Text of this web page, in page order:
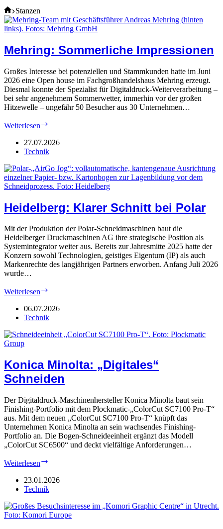
Home
Stanzen
Mehring: Sommerliche Impressionen
Großes Interesse bei potenziellen und Stammkunden hatte im Juni
2026 eine Open house im Fachgroßhandelshaus Mehring erzeugt.
Diesmal konnte der Spezialist für Digitaldruck-Weiterverarbeitung –
bei sehr angenehmem Sommerwetter, immerhin vor der großen
Hitzewelle – ungefähr 50 Besucher aus 30 Unternehmen…
Weiterlesen
Impressionen
27.07.2026
Technik
Heidelberg: Klarer Schnitt bei Polar
Mit der Produktion der Polar-Schneidmaschinen baut die
Heidelberger Druckmaschinen AG ihre strategische Position als
Systemintegrator weiter aus. Bereits zur Jahresmitte 2025 hatte der
Konzern sowohl Technologien, geistiges Eigentum (IP) als auch
Markenrechte des langjährigen Partners erworben. Anfang Juli 2026
wurde…
Weiterlesen
Schnitt
bei
06.07.2026
Technik
Konica Minolta: „Digitales“
Schneiden
Der Digitaldruck-Maschinenhersteller Konica Minolta baut sein
Finishing-Portfolio mit dem Plockmatic-„ColorCut SC7100 Pro-T“
aus. Mit dem neuen „ColorCut SC7100 Pro-T“ knüpft das
Unternehmen Konica Minolta an sein wachsendes Finishing-
Portfolio an. Die Bogen-Schneideeinheit ergänzt das Modell
„ColorCut SC6500“ und deckt vielfältige Anforderungen…
Weiterlesen
„Digitales“
Schneiden
23.01.2026
Technik